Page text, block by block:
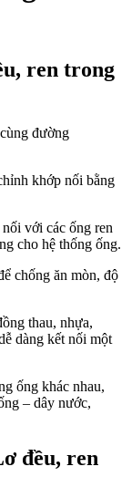
ren trong
đường
khớp nối bằng
với các ống ren
cho hệ thống ống.
chống ăn mòn, độ
thau, nhựa,
dàng kết nối một
ống khác nhau,
– dây nước,
đều, ren